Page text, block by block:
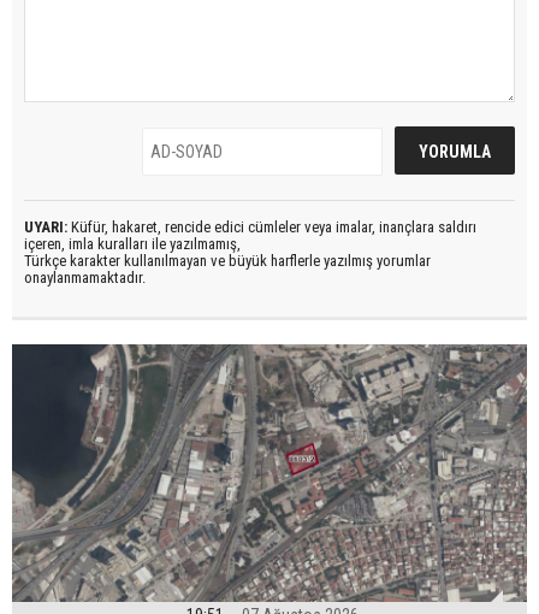
UYARI: Küfür, hakaret, rencide edici cümleler veya imalar, inançlara saldırı
içeren, imla kuralları ile yazılmamış,
Türkçe karakter kullanılmayan ve büyük harflerle yazılmış yorumlar
onaylanmamaktadır.